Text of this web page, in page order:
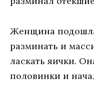
Женщина
разминать и
ласкать яички.
половинки и